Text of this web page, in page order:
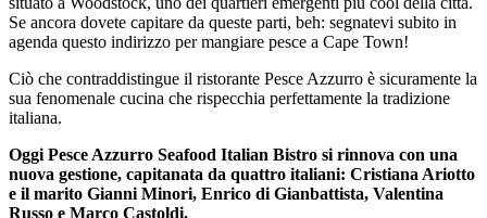
Se ancora dovete capitare da queste parti, beh: segnatevi subito in
agenda questo indirizzo per mangiare pesce a Cape Town!
Ciò che contraddistingue il ristorante Pesce Azzurro è sicuramente la
sua fenomenale cucina che rispecchia perfettamente la tradizione
italiana.
Oggi Pesce Azzurro Seafood Italian Bistro si rinnova con una
nuova gestione, capitanata da quattro italiani: Cristiana Ariotto
e il marito Gianni Minori, Enrico di Gianbattista, Valentina
Russo e Marco Castoldi.